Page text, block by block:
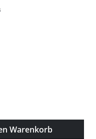
gewünschten
Warenkorb